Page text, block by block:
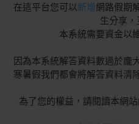
在這平台您可以新增網路假期
生分享
本系統需要資金以
因為本系統解答資料數過於龐
寒暑假我們都會將解答資料清
為了您的權益，請閱讀本網